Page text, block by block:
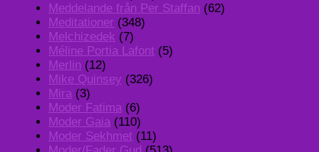
Meddelande från Per Staffan (62)
Meditationer (348)
Melchizedek (7)
Méline Portia Lafont (5)
Merlin (12)
Mike Quinsey (326)
Mira (3)
Moder Fatima (6)
Moder Gaia (110)
Moder Sekhmet (11)